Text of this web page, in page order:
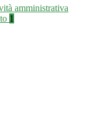
amministrativa
1